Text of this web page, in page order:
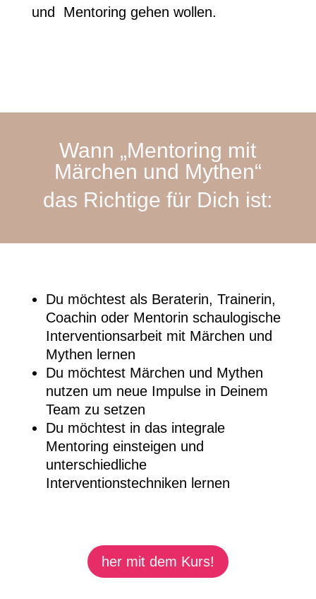
und Mentoring gehen wollen.
Wann „Mentoring mit
Märchen und Mythen“
das Richtige für Dich ist:
Du möchtest als Beraterin, Trainerin,
Coachin oder Mentorin schaulogische
Interventionsarbeit mit Märchen und
Mythen lernen
Du möchtest Märchen und Mythen
nutzen um neue Impulse in Deinem
Team zu setzen
Du möchtest in das integrale
Mentoring einsteigen und
unterschiedliche
Interventionstechniken lernen
her mit dem Kurs!